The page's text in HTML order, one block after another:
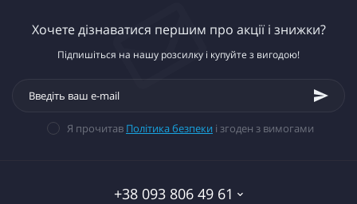
Хочете дізнаватися першим про акції і знижки?
Підпишіться на нашу розсилку і купуйте з вигодою!
Я прочитав Політика безпеки і згоден з вимогами
+38 093 806 49 61